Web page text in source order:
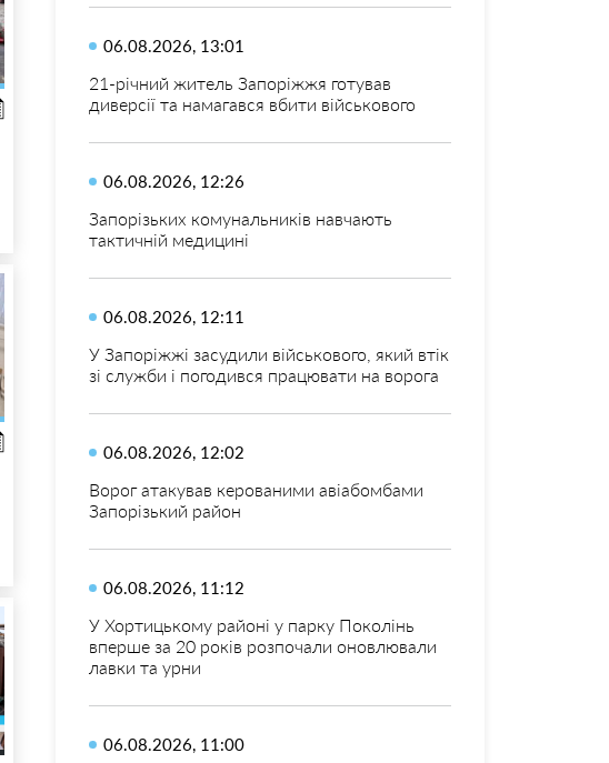
06.08.2026, 13:01
21-річний житель Запоріжжя готував
диверсії та намагався вбити військового
06.08.2026, 12:26
Запорізьких комунальників навчають
тактичній медицині
06.08.2026, 12:11
У Запоріжжі засудили військового, який втік
зі служби і погодився працювати на ворога
06.08.2026, 12:02
Ворог атакував керованими авіабомбами
Запорізький район
06.08.2026, 11:12
У Хортицькому районі у парку Поколінь
вперше за 20 років розпочали оновлювали
лавки та урни
06.08.2026, 11:00